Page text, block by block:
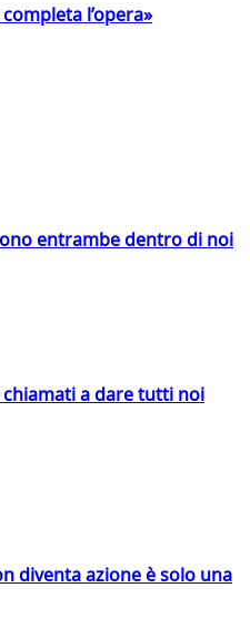
l’opera»
entrambe dentro di noi
a dare tutti noi
diventa azione è solo una